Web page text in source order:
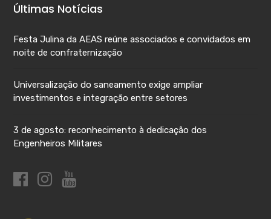
Últimas Notícias
Festa Julina da AEAS reúne associados e convidados em
noite de confraternização
Universalização do saneamento exige ampliar
investimentos e integração entre setores
3 de agosto: reconhecimento à dedicação dos
Engenheiros Militares